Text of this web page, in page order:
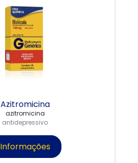
Azitromicina
azitromicina
antidepressivo
Informações